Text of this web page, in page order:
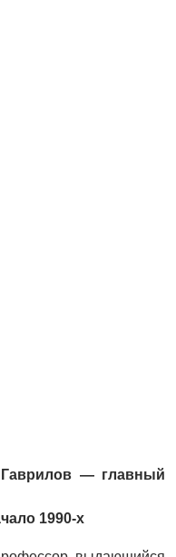
— главный
1990-х